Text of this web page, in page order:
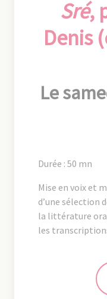
Sré,
Denis
Le
Durée : 50 mn
Mise en voix et
d’une sélection
la littérature
les